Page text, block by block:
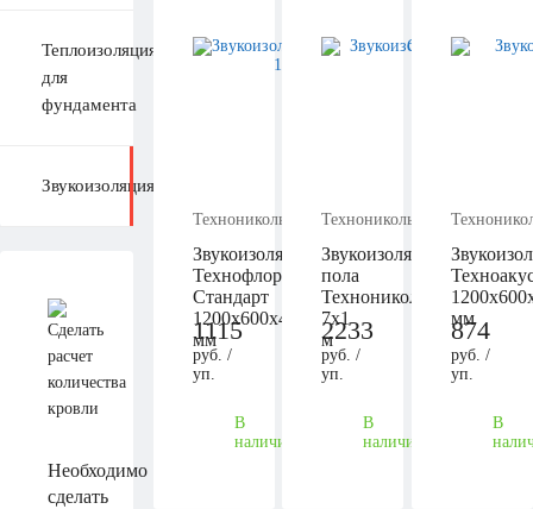
Теплоизоляция
для
фундамента
Звукоизоляция
Необходимо
сделать
Технониколь
Звукоизоляция
Технофлор
Стандарт
1200х600х40
мм
1115
руб. /
уп.
В
наличии
Технониколь
Звукоизоляция
пола
Технониколь
7х1
м
2233
руб. /
уп.
В
наличии
мм
874
руб. /
уп.
В